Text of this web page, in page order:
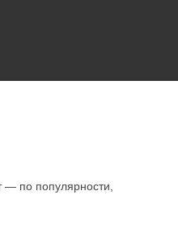
по популярности,